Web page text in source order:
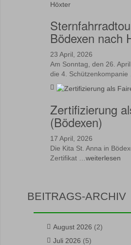
Bödexen nach
23 April, 2026
Am Sonntag, den 26.
die 4.
Zertifizierung
(Bödexen)
17 April, 2026
Die Kita St. Anna in
Zertifikat … weiterlesen
BEITRAGS-ARCHIV
August 2026 (2)
Juli 2026 (5)